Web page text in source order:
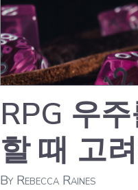
RPG 우
할 때 고
By Rebecca Raines